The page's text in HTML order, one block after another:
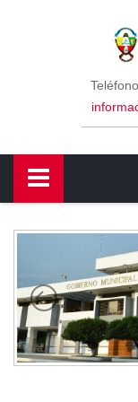
Sidebar
Concejo
Departamentos
Contáctenos
Macará
Cantón
Himno a Macará
Símbolos Patrios